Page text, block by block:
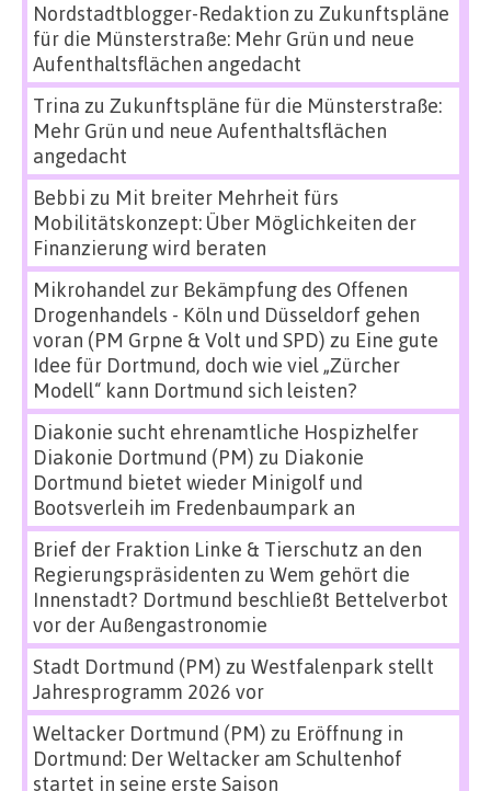
Nordstadtblogger-Redaktion zu Zukunftspläne
für die Münsterstraße: Mehr Grün und neue
Aufenthaltsflächen angedacht
Trina zu Zukunftspläne für die Münsterstraße:
Mehr Grün und neue Aufenthaltsflächen
angedacht
Bebbi zu Mit breiter Mehrheit fürs
Mobilitätskonzept: Über Möglichkeiten der
Finanzierung wird beraten
Mikrohandel zur Bekämpfung des Offenen
Drogenhandels - Köln und Düsseldorf gehen
voran (PM Grpne & Volt und SPD) zu Eine gute
Idee für Dortmund, doch wie viel „Zürcher
Modell“ kann Dortmund sich leisten?
Diakonie sucht ehrenamtliche Hospizhelfer
Diakonie Dortmund (PM) zu Diakonie
Dortmund bietet wieder Minigolf und
Bootsverleih im Fredenbaumpark an
Brief der Fraktion Linke & Tierschutz an den
Regierungspräsidenten zu Wem gehört die
Innenstadt? Dortmund beschließt Bettelverbot
vor der Außengastronomie
Stadt Dortmund (PM) zu Westfalenpark stellt
Jahresprogramm 2026 vor
Weltacker Dortmund (PM) zu Eröffnung in
Dortmund: Der Weltacker am Schultenhof
startet in seine erste Saison